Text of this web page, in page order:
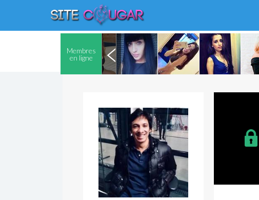
Membres
en ligne